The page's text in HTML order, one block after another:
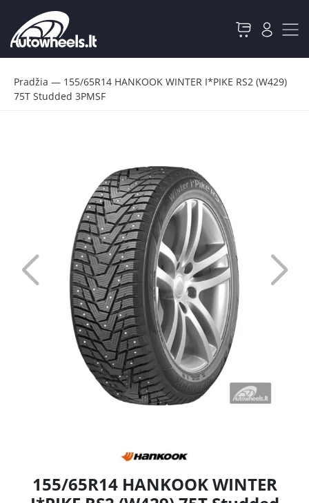
Pradžia — 155/65R14 HANKOOK WINTER I*PIKE RS2 (W429)
75T Studded 3PMSF
155/65R14 HANKOOK WINTER